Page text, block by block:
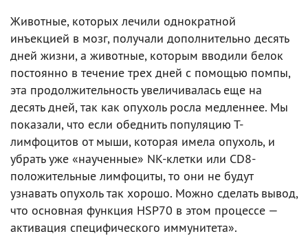
Животные, которых лечили однократной
инъекцией в мозг, получали дополнительно десять
дней жизни, а животные, которым вводили белок
постоянно в течение трех дней с помощью помпы,
эта продолжительность увеличивалась еще на
десять дней, так как опухоль росла медленнее. Мы
показали, что если обеднить популяцию Т-
лимфоцитов от мыши, которая имела опухоль, и
убрать уже «наученные» NK-клетки или CD8-
положительные лимфоциты, то они не будут
узнавать опухоль так хорошо. Можно сделать вывод,
что основная функция HSP70 в этом процессе —
активация специфического иммунитета».